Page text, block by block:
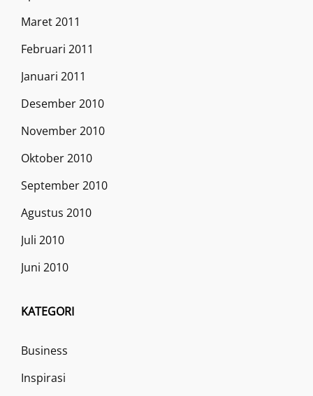
Maret 2011
Februari 2011
Januari 2011
Desember 2010
November 2010
Oktober 2010
September 2010
Agustus 2010
Juli 2010
Juni 2010
KATEGORI
Business
Inspirasi